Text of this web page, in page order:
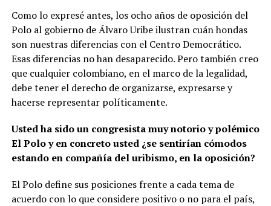
Como lo expresé antes, los ocho años de oposición del
Polo al gobierno de Álvaro Uribe ilustran cuán hondas
son nuestras diferencias con el Centro Democrático.
Esas diferencias no han desaparecido. Pero también creo
que cualquier colombiano, en el marco de la legalidad,
debe tener el derecho de organizarse, expresarse y
hacerse representar políticamente.
Usted ha sido un congresista muy notorio y polémico
El Polo y en concreto usted ¿se sentirían cómodos
estando en compañía del uribismo, en la oposición?
El Polo define sus posiciones frente a cada tema de
acuerdo con lo que considere positivo o no para el país,